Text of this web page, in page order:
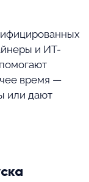
и ИТ-
время —
или дают